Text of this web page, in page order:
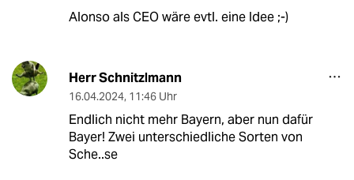
Alonso als CEO wäre evtl. eine Idee ;-)
Herr Schnitzlmann
16.04.2024, 11:46 Uhr
Endlich nicht mehr Bayern, aber nun dafür
Bayer! Zwei unterschiedliche Sorten von
Sche..se